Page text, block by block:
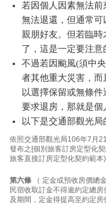
若因個人因素無法
無法退還，但通常
親朋好友。但若臨
了，這是一定要注意
不過若因颱風(須中
者其他重大災害，
以選擇保留或無條
要求退房，那就是個
以下是交通部觀光局
依照交通部觀光局106年7月21
發布之[個別旅客訂房定型化
旅客直接訂房定型化契約範本
第六條 （ 定金或預收房價總
民宿收取訂金不得逾約定總房
及期間，定金得提高至約定房